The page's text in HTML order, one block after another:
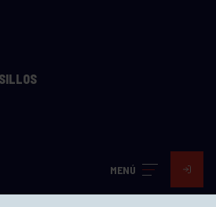
MENÚ
2 33204